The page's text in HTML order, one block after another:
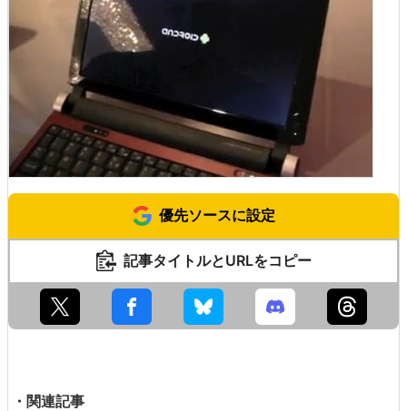
優先ソースに設定
記事タイトルとURLをコピー
・関連記事